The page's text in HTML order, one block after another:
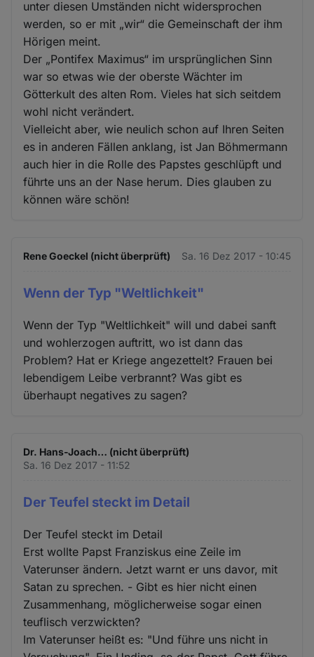
unter diesen Umständen nicht widersprochen
werden, so er mit „wir“ die Gemeinschaft der ihm
Hörigen meint.
Der „Pontifex Maximus“ im ursprünglichen Sinn
war so etwas wie der oberste Wächter im
Götterkult des alten Rom. Vieles hat sich seitdem
wohl nicht verändert.
Vielleicht aber, wie neulich schon auf Ihren Seiten
es in anderen Fällen anklang, ist Jan Böhmermann
auch hier in die Rolle des Papstes geschlüpft und
führte uns an der Nase herum. Dies glauben zu
können wäre schön!
Rene Goeckel (nicht überprüft) Sa. 16 Dez 2017 - 10:45
Wenn der Typ "Weltlichkeit"
Wenn der Typ "Weltlichkeit" will und dabei sanft
und wohlerzogen auftritt, wo ist dann das
Problem? Hat er Kriege angezettelt? Frauen bei
lebendigem Leibe verbrannt? Was gibt es
überhaupt negatives zu sagen?
Dr. Hans-Joach… (nicht überprüft)
Sa. 16 Dez 2017 - 11:52
Der Teufel steckt im Detail
Der Teufel steckt im Detail
Erst wollte Papst Franziskus eine Zeile im
Vaterunser ändern. Jetzt warnt er uns davor, mit
Satan zu sprechen. - Gibt es hier nicht einen
Zusammenhang, möglicherweise sogar einen
teuflisch verzwickten?
Im Vaterunser heißt es: "Und führe uns nicht in